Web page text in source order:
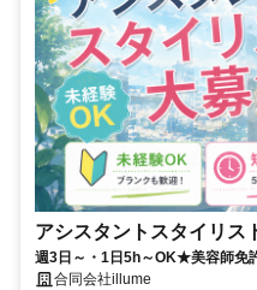
アシスタントスタイリス
週3日～・1日5h～OK★美容師免
合同会社illume